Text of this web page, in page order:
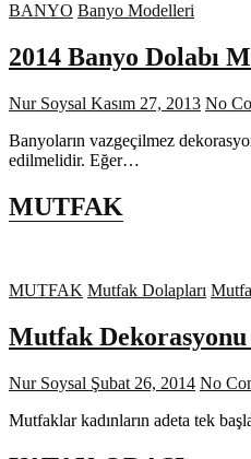
BANYO Banyo Modelleri
2014 Banyo Dolabı
Nur Soysal Kasım 27, 2013 No
Banyoların vazgeçilmez
edilmelidir. Eğer…
MUTFAK
MUTFAK Mutfak Dolapları
Mutfak
Nur Soysal Şubat 26, 2014 No
Mutfaklar kadınların adeta tek